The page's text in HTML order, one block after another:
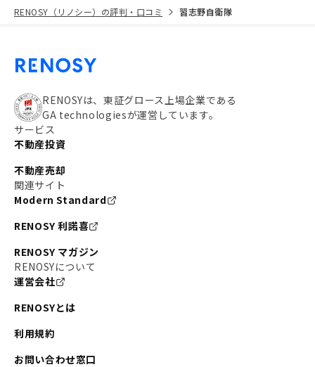
RENOSY（リノシー）の評判・口コミ
習志野自衛隊
RENOSYは、東証グロース上場企業である
GA technologiesが運営しています。
サービス
不動産投資
不動産売却
関連サイト
Modern Standard
RENOSY 利諾喜
RENOSY マガジン
RENOSYについて
運営会社
RENOSYとは
利用規約
お問い合わせ窓口